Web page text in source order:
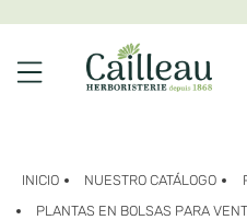
INICIO NUESTRO CATÁLOGO
PLANTAS EN BOLSAS PARA